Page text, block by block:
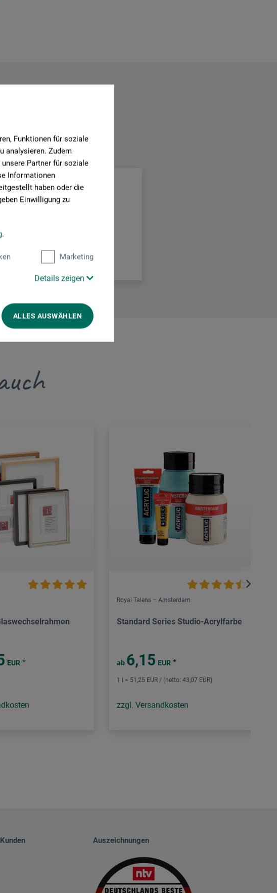
Funktionen für soziale
analysieren. Zudem
Partner für soziale
Informationen
haben oder die
Einwilligung zu
.
Marketing
Details zeigen
ALLES AUSWÄHLEN
Produkt.
EUR *
Royal Talens – Amsterdam
Standard Series Studio-Acrylfarbe
ab 6,15 EUR *
1 l = 51,25 EUR / (netto: 43,07 EUR)
zzgl. Versandkosten
Auszeichnungen